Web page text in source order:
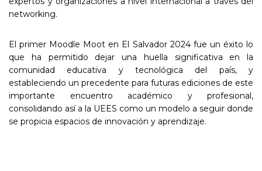
networking.
El primer Moodle Moot en El Salvador 2024 fue un éxito lo
que ha permitido dejar una huella significativa en la
comunidad educativa y tecnológica del país, y
estableciendo un precedente para futuras ediciones de este
importante encuentro académico y profesional,
consolidando así a la UEES como un modelo a seguir donde
se propicia espacios de innovación y aprendizaje.